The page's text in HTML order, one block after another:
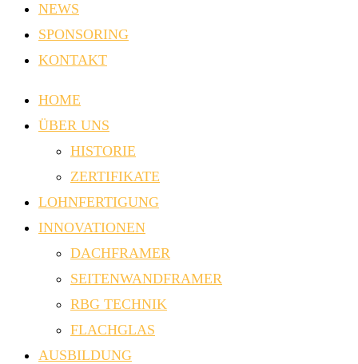
NEWS
SPONSORING
KONTAKT
HOME
ÜBER UNS
HISTORIE
ZERTIFIKATE
LOHNFERTIGUNG
INNOVATIONEN
DACHFRAMER
SEITENWANDFRAMER
RBG TECHNIK
FLACHGLAS
AUSBILDUNG